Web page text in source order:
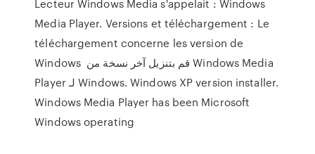
Lecteur Windows Media s'appelait : Windows
Media Player. Versions et téléchargement : Le
téléchargement concerne les version de
Windows قم بتنزيل آخر نسخة من Windows Media
Player لـ Windows. Windows XP version installer.
Windows Media Player has been Microsoft
Windows operating